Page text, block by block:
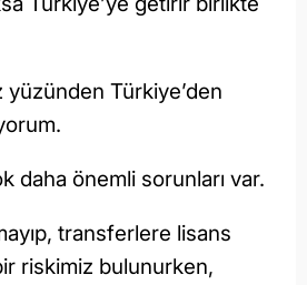
yüzünden Türkiye’den
daha önemli sorunları var.
transferlere lisans
riskimiz bulunurken,